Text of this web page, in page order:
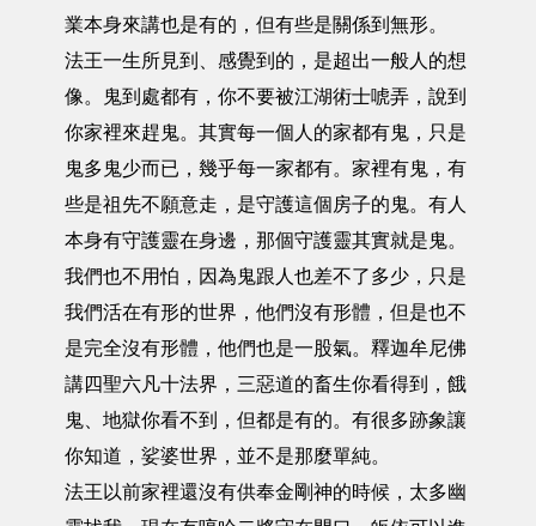
業本身來講也是有的，但有些是關係到無形。
法王一生所見到、感覺到的，是超出一般人的想
像。鬼到處都有，你不要被江湖術士唬弄，說到
你家裡來趕鬼。其實每一個人的家都有鬼，只是
鬼多鬼少而已，幾乎每一家都有。家裡有鬼，有
些是祖先不願意走，是守護這個房子的鬼。有人
本身有守護靈在身邊，那個守護靈其實就是鬼。
我們也不用怕，因為鬼跟人也差不了多少，只是
我們活在有形的世界，他們沒有形體，但是也不
是完全沒有形體，他們也是一股氣。釋迦牟尼佛
講四聖六凡十法界，三惡道的畜生你看得到，餓
鬼、地獄你看不到，但都是有的。有很多跡象讓
你知道，娑婆世界，並不是那麼單純。
法王以前家裡還沒有供奉金剛神的時候，太多幽